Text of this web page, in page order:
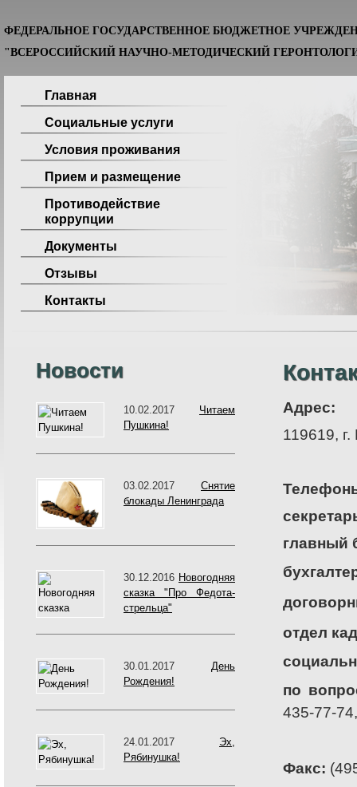
ФЕДЕРАЛЬНОЕ ГОСУДАРСТВЕННОЕ БЮДЖЕТНОЕ
"ВСЕРОССИЙСКИЙ НАУЧНО-МЕТОДИЧЕСКИЙ
Главная
Социальные услуги
Условия проживания
Прием и размещение
Противодействие
коррупции
Документы
Отзывы
Контакты
Новости
10.02.2017 Читаем
Пушкина!
03.02.2017 Снятие
блокады Ленинграда
30.12.2016 Новогодняя
сказка "Про Федота-
стрельца"
30.01.2017 День
Рождения!
24.01.2017 Эх,
Рябинушка!
Адрес:
119619,
главный
отдел
по
435-77-
Факс: